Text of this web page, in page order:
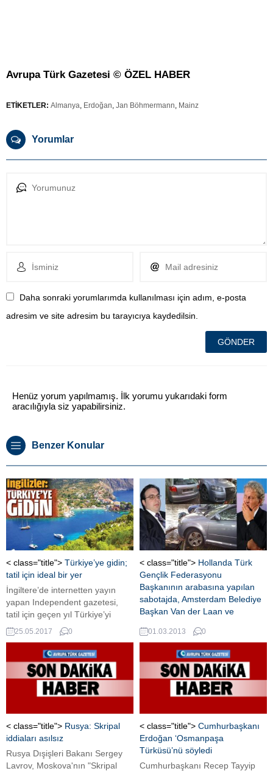
Avrupa Türk Gazetesi © ÖZEL HABER
ETİKETLER: Almanya, Erdoğan, Jan Böhmermann, Mainz
Yorumlar
Daha sonraki yorumlarımda kullanılması için adım, e-posta
adresim ve site adresim bu tarayıcıya kaydedilsin.
Henüz yorum yapılmamış. İlk yorumu yukarıdaki form
aracılığıyla siz yapabilirsiniz.
Benzer Konular
< class="title"> Türkiye’ye gidin;
tatil için ideal bir yer
İngiltere’de internetten yayın
yapan Independent gazetesi,
tatil için geçen yıl Türkiye’yi
tercih edenlerin sayısının
düştüğünü, ancak gitmeyenlerin
Ege’nin güzelliklerinden mahrum
kaldığını sayfasına taşıdı.
25.05.2017 0
< class="title"> Hollanda Türk
Gençlik Federasyonu
Başkanının arabasına yapılan
sabotajda, Amsterdam Belediye
Başkan Van der Laan ve
4 Kasım 2012 tarihinde
Hollanda’nın başkenti
Amsterdam’da ilginç bir olay
yaşandı. Hollanda Türk Gençlik
Kuruluşları Federasyonu (HTGF)
Genel Başkanı Oğuzhan Kılıç’ı
taşıyan araca, kimliği belirsiz
kişiler tarafından, Kılıç’ın çalışma
ziyareti için Türkiye’de
bulunduğu sırada hasar verildi.
Amsterdam’ın merkezinde en
01.03.2013 0
< class="title"> Rusya: Skripal
iddiaları asılsız
Rusya Dışişleri Bakanı Sergey
Lavrov, Moskova'nın "Skripal
< class="title"> Cumhurbaşkanı
Erdoğan ‘Osmanpaşa
Türküsü’nü söyledi
Cumhurbaşkanı Recep Tayyip